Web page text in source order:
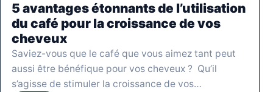
5 avantages étonnants de l’utilisation
du café pour la croissance de vos
cheveux
Saviez-vous que le café que vous aimez tant peut
aussi être bénéfique pour vos cheveux ? Qu’il
s’agisse de stimuler la croissance de vos…